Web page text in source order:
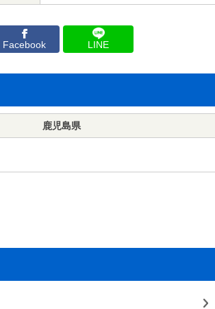
Facebook LINE
鹿児島県